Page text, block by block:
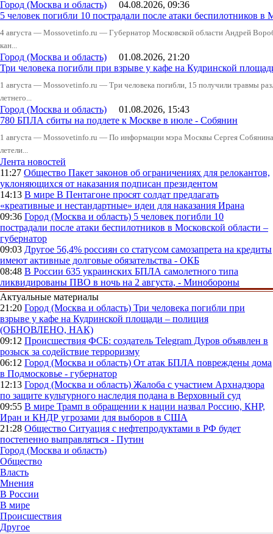
Город (Москва и область) 04.08.2026, 09:36
5 человек погибли 10 пострадали после атаки беспилотников в
4 августа — Mossovetinfo.ru — Губернатор Московской области Андрей
кан...
Город (Москва и область) 01.08.2026, 21:20
Три человека погибли при взрыве у кафе на Кудринской
1 августа — Mossovetinfo.ru — Три человека погибли, 15 получили травмы
летнего...
Город (Москва и область) 01.08.2026, 15:43
780 БПЛА сбиты на подлете к Москве в июле - Собянин
1 августа — Mossovetinfo.ru — По информации мэра Москвы Сергея
летели...
Лента новостей
11:27 Общество Пакет законов об ограничениях для релокантов,
уклоняющихся от наказания подписан президентом
14:13 В мире В Пентагоне просят солдат предлагать
«креативные и нестандартные» идеи для наказания Ирана
09:36 Город (Москва и область) 5 человек погибли 10
пострадали после атаки беспилотников в Московской области –
губернатор
09:03 Другое 56,4% россиян со статусом самозапрета на кредиты
имеют активные долговые обязательства - ОКБ
08:48 В России 635 украинских БПЛА самолетного типа
ликвидированы ПВО в ночь на 2 августа, - Минобороны
Актуальные материалы
21:20 Город (Москва и область) Три человека погибли при
взрыве у кафе на Кудринской площади – полиция
(ОБНОВЛЕНО, НАК)
09:12 Происшествия ФСБ: создатель Telegram Дуров объявлен в
розыск за содействие терроризму
06:12 Город (Москва и область) От атак БПЛА повреждены дома
в Подмосковье - губернатор
12:13 Город (Москва и область) Жалоба с участием Архнадзора
по защите культурного наследия подана в Верховный суд
09:55 В мире Трамп в обращении к нации назвал Россию, КНР,
Иран и КНДР угрозами для выборов в США
21:28 Общество Ситуация с нефтепродуктами в РФ будет
постепенно выправляться - Путин
Город (Москва и область)
Общество
Власть
Мнения
В России
В мире
Происшествия
Другое